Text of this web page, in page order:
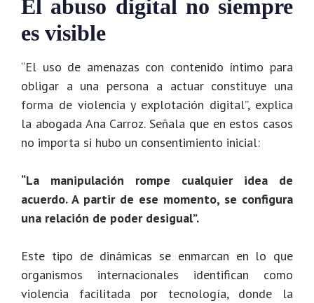
El abuso digital no siempre
es visible
“El uso de amenazas con contenido íntimo para
obligar a una persona a actuar constituye una
forma de violencia y explotación digital”, explica
la abogada Ana Carroz. Señala que en estos casos
no importa si hubo un consentimiento inicial:
“La manipulación rompe cualquier idea de
acuerdo. A partir de ese momento, se configura
una relación de poder desigual”.
Este tipo de dinámicas se enmarcan en lo que
organismos internacionales identifican como
violencia facilitada por tecnología, donde la